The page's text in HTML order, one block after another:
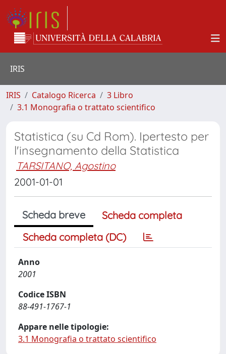
IRIS
IRIS Catalogo Ricerca
3 Libro
3.1 Monografia o trattato scientifico
Statistica (su Cd Rom). Ipertesto per
l'insegnamento della Statistica
TARSITANO, Agostino
2001-01-01
Scheda breve
Scheda completa
Scheda completa (DC)
Anno
2001
Codice ISBN
88-491-1767-1
Appare nelle tipologie:
3.1 Monografia o trattato scientifico